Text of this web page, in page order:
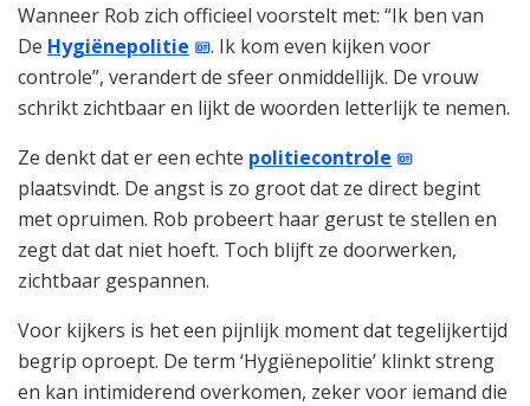
Wanneer Rob zich officieel voorstelt met: “Ik ben van
De Hygiënepolitie
. Ik kom even kijken voor
controle”, verandert de sfeer onmiddellijk. De vrouw
schrikt zichtbaar en lijkt de woorden letterlijk te nemen.
Ze denkt dat er een echte politiecontrole
plaatsvindt. De angst is zo groot dat ze direct begint
met opruimen. Rob probeert haar gerust te stellen en
zegt dat dat niet hoeft. Toch blijft ze doorwerken,
zichtbaar gespannen.
Voor kijkers is het een pijnlijk moment dat tegelijkertijd
begrip oproept. De term ‘Hygiënepolitie’ klinkt streng
en kan intimiderend overkomen, zeker voor iemand die